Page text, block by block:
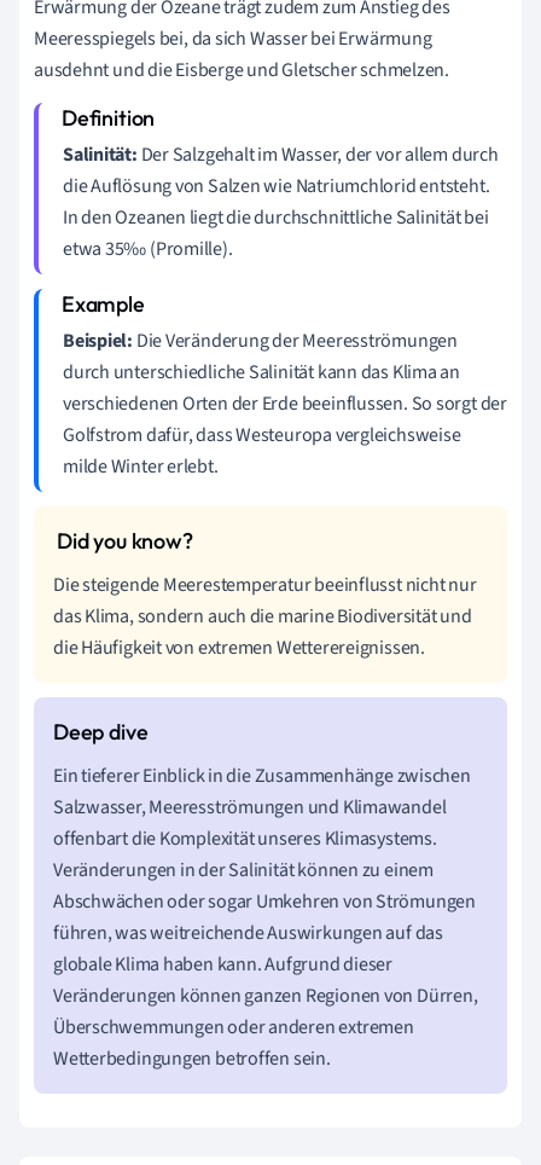
Erwärmung der Ozeane trägt zudem zum Anstieg des
Meeresspiegels bei, da sich Wasser bei Erwärmung
ausdehnt und die Eisberge und Gletscher schmelzen.
Salinität: Der Salzgehalt im Wasser, der vor allem durch
die Auflösung von Salzen wie Natriumchlorid entsteht.
In den Ozeanen liegt die durchschnittliche Salinität bei
etwa 35‰ (Promille).
Beispiel: Die Veränderung der Meeresströmungen
durch unterschiedliche Salinität kann das Klima an
verschiedenen Orten der Erde beeinflussen. So sorgt der
Golfstrom dafür, dass Westeuropa vergleichsweise
milde Winter erlebt.
Die steigende Meerestemperatur beeinflusst nicht nur
das Klima, sondern auch die marine Biodiversität und
die Häufigkeit von extremen Wetterereignissen.
Ein tieferer Einblick in die Zusammenhänge zwischen
Salzwasser, Meeresströmungen und Klimawandel
offenbart die Komplexität unseres Klimasystems.
Veränderungen in der Salinität können zu einem
Abschwächen oder sogar Umkehren von Strömungen
führen, was weitreichende Auswirkungen auf das
globale Klima haben kann. Aufgrund dieser
Veränderungen können ganzen Regionen von Dürren,
Überschwemmungen oder anderen extremen
Wetterbedingungen betroffen sein.